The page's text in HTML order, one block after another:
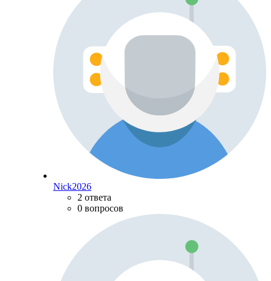
Nick2026
2 ответа
0 вопросов